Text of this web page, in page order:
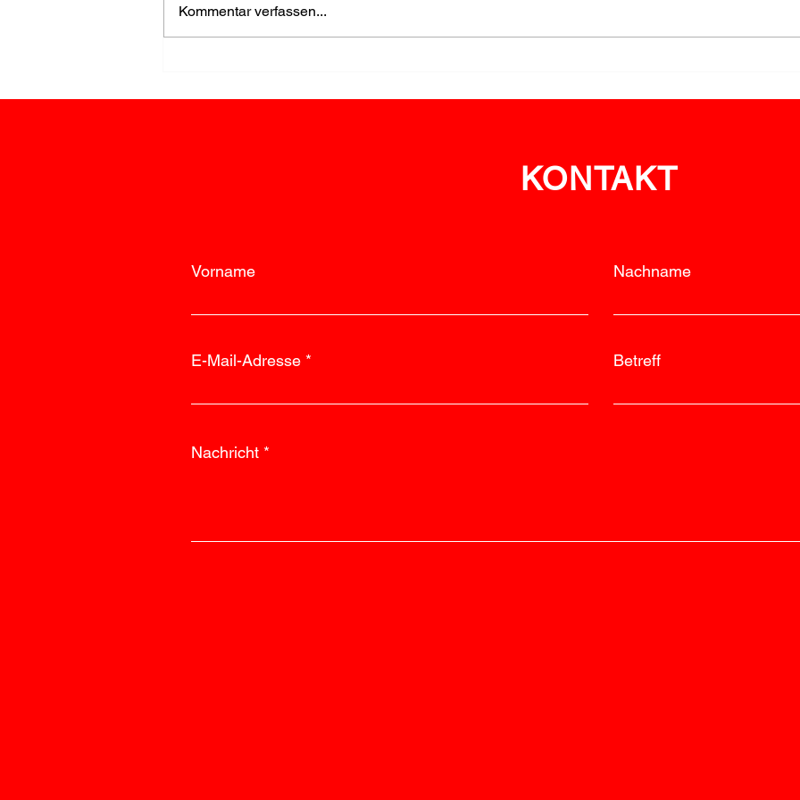
Kommentar verfassen...
KONTAKT
Vorname Nachname
E-Mail-Adresse Betreff
Nachricht